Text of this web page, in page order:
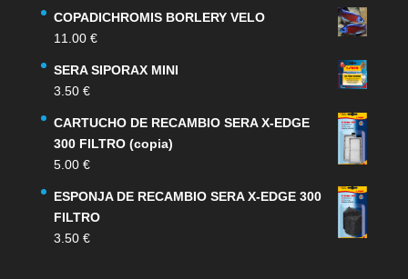
159.00 €.132.00 €.
COPADICHROMIS BORLERY VELO
11.00 €
SERA SIPORAX MINI
3.50 €
CARTUCHO DE RECAMBIO SERA X-EDGE
300 FILTRO (copia)
5.00 €
ESPONJA DE RECAMBIO SERA X-EDGE 300
FILTRO
3.50 €